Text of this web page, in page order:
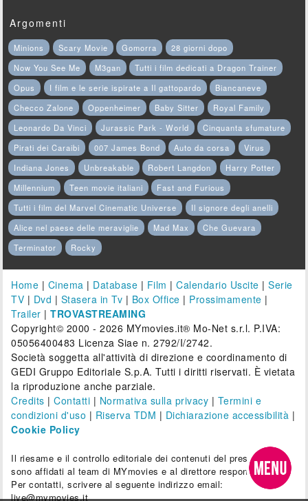
Argomenti
Minions Scary Movie Gomorra
28 giorni dopo
Now You See Me
M3gan
Tutti i film dedicati a Dragon Trainer
Opus
I film e le serie ispirate a Il gattopardo
Biancaneve
Checco Zalone
Oppenheimer Baby Sitter
Royal Family
Leonardo Da Vinci
Jurassic Park - World
Cinquanta sfumature
Pirati dei Caraibi
007 James Bond Auto da corsa
Virus
Indiana Jones
Unbreakable Robert Langdon
Harry Potter
Millennium
Teen movie italiani
Fast and Furious
Tutti i film del Marvel Cinematic Universe
Il signore degli anelli
Alice nel paese delle meraviglie
Mad Max
Che Guevara
Terminator
Rocky
Home | Cinema | Database | Film |Calendario Uscite |Serie
TV | Dvd | Stasera in Tv | Box Office | Prossimamente |
Trailer |TROVASTREAMING
Copyright© 2000 - 2026 MYmovies.it® Mo-Net s.r.l. P.IVA:
05056400483 Licenza Siae n. 2792/I/2742.
Società soggetta all'attività di direzione e coordinamento di
GEDI Gruppo Editoriale S.p.A. Tutti i diritti riservati. È vietata
la riproduzione anche parziale.
Credits |Contatti | Normativa sulla privacy | Termini e
condizioni d'uso | Riserva TDM | Dichiarazione accessibilità |
Cookie Policy
Il riesame e il controllo editoriale dei contenuti del presente sito
sono affidati al team di MYmovies e al direttore responsabile.
Per contatti, scrivere al seguente indirizzo email:
live@mymovies.it